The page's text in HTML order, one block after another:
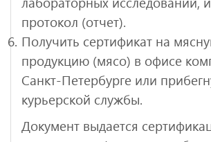
протокол (отчет).
Получить сертификат на
продукцию (мясо) в офисе
Санкт-Петербурге или
курьерской службы.
Документ выдается